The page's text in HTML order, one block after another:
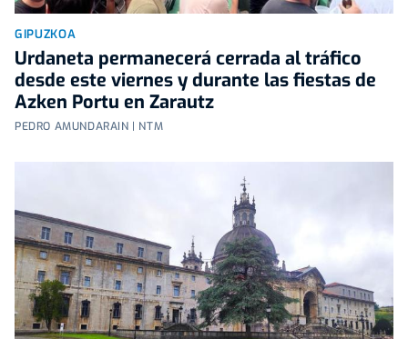
GIPUZKOA
Urdaneta permanecerá cerrada al tráfico
desde este viernes y durante las fiestas de
Azken Portu en Zarautz
PEDRO AMUNDARAIN | NTM